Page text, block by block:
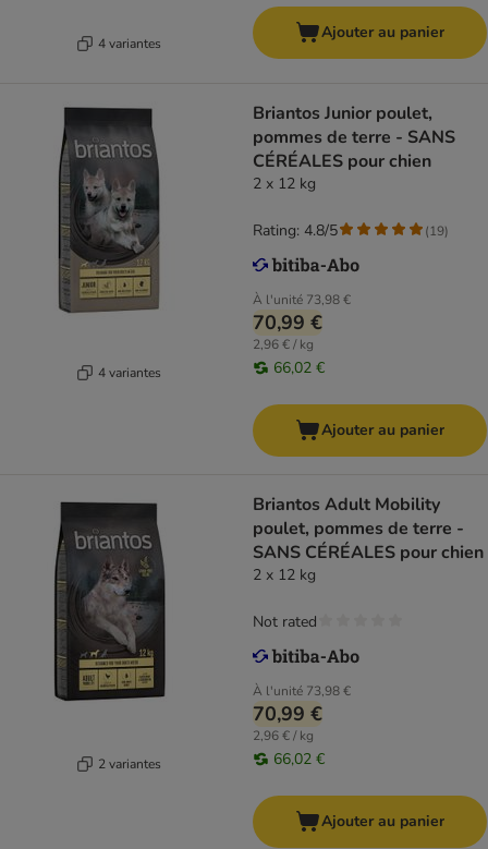
4 variantes
Ajouter au panier
4 variantes
Briantos Junior poulet,
pommes de terre - SANS
CÉRÉALES pour chien
2 x 12 kg
À l'unité 73,98 €
70,99 €
2,96 € / kg
66,02 €
Rating: 4.8/5 (19)
Ajouter au panier
2 variantes
Briantos Adult Mobility
poulet, pommes de terre -
SANS CÉRÉALES pour chien
2 x 12 kg
À l'unité 73,98 €
70,99 €
2,96 € / kg
66,02 €
Not rated
Ajouter au panier